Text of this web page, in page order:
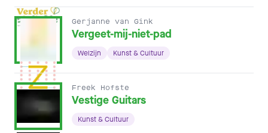
Gerjanne van Gink
Vergeet-mij-niet-pad
Welzijn Kunst & Cultuur
Freek Hofste
Vestige Guitars
Kunst & Cultuur